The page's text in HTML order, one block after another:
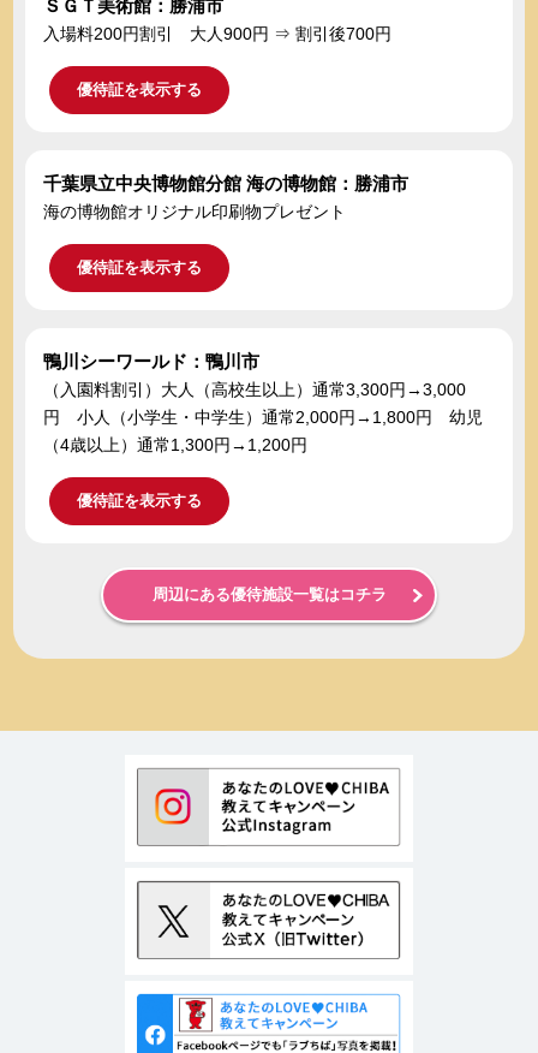
ＳＧＴ美術館：勝浦市
入場料200円割引 大人900円 ⇒ 割引後700円
優待証を表示する
千葉県立中央博物館分館 海の博物館：勝浦市
海の博物館オリジナル印刷物プレゼント
優待証を表示する
鴨川シーワールド：鴨川市
（入園料割引）大人（高校生以上）通常3,300円→3,000
円 小人（小学生・中学生）通常2,000円→1,800円 幼児
（4歳以上）通常1,300円→1,200円
優待証を表示する
周辺にある優待施設一覧はコチラ